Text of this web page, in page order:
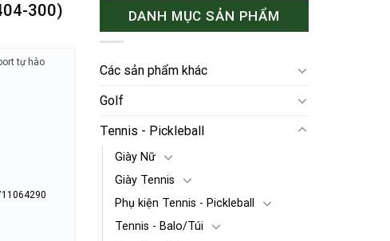
300)
tự hào
DANH MỤC SẢN PHẨM
Các sản phẩm khác
Golf
Tennis - Pickleball
Giày Nữ
Giày Tennis
Phụ kiện Tennis - Pickleball
Tennis - Balo/Túi